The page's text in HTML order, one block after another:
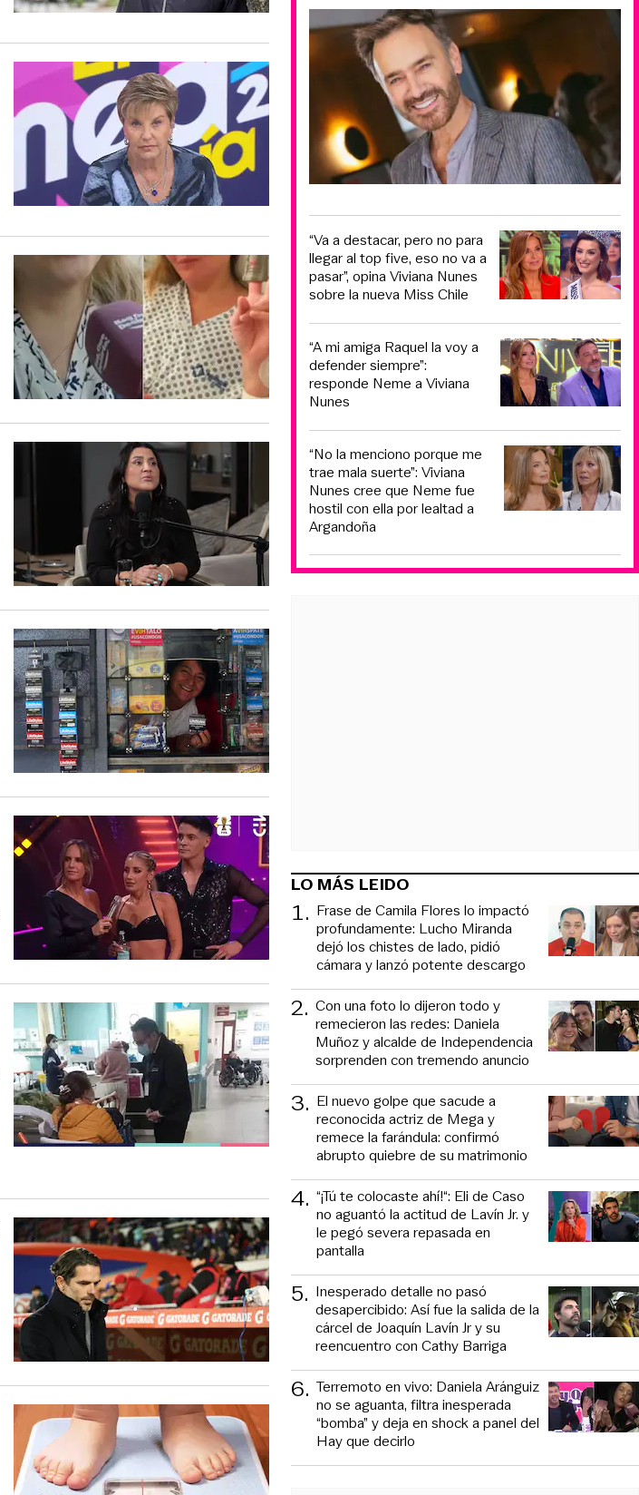
“Va a destacar, pero no para
llegar al top five, eso no va a
pasar”, opina Viviana Nunes
sobre la nueva Miss Chile
“A mi amiga Raquel la voy a
defender siempre”:
responde Neme a Viviana
Nunes
“No la menciono porque me
trae mala suerte”: Viviana
Nunes cree que Neme fue
hostil con ella por lealtad a
Argandoña
LO MÁS LEIDO
1. Frase de Camila Flores lo impactó
profundamente: Lucho Miranda
dejó los chistes de lado, pidió
cámara y lanzó potente descargo
2. Con una foto lo dijeron todo y
remecieron las redes: Daniela
Muñoz y alcalde de Independencia
sorprenden con tremendo anuncio
3. El nuevo golpe que sacude a
reconocida actriz de Mega y
remece la farándula: confirmó
abrupto quiebre de su matrimonio
4. “¡Tú te colocaste ahí!“: Eli de Caso
no aguantó la actitud de Lavín Jr. y
le pegó severa repasada en
pantalla
5. Inesperado detalle no pasó
desapercibido: Así fue la salida de la
cárcel de Joaquín Lavín Jr y su
reencuentro con Cathy Barriga
6. Terremoto en vivo: Daniela Aránguiz
no se aguanta, filtra inesperada
“bomba” y deja en shock a panel del
Hay que decirlo